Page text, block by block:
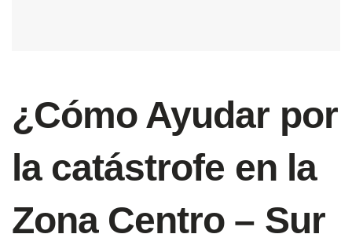
¿Cómo Ayudar por
la catástrofe en la
Zona Centro – Sur